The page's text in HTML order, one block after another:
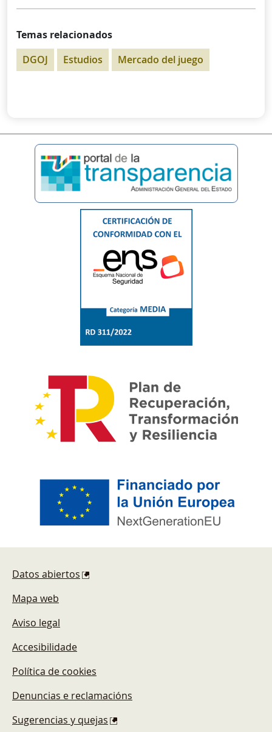
Temas relacionados
DGOJ
Estudios Mercado del juego
Datos abiertos
Mapa web
Aviso legal
Accesibilidade
Política de cookies
Denuncias e reclamacións
Sugerencias y quejas